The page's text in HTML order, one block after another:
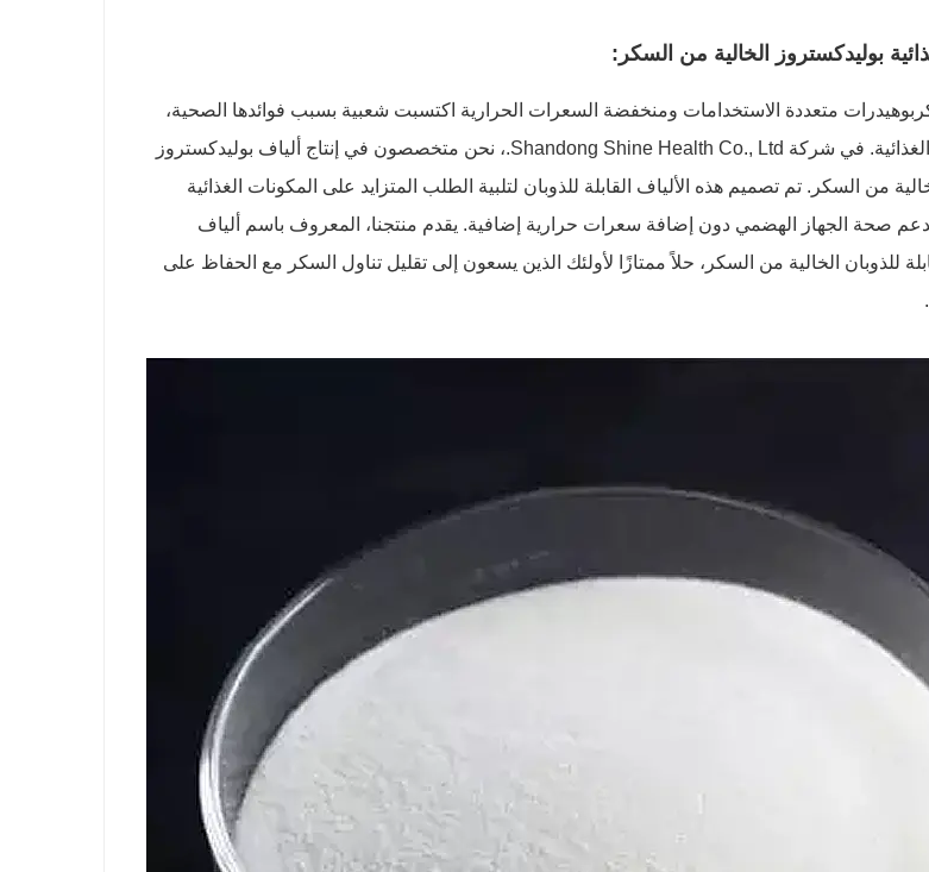
بوليدكستروز الخالية من السكر:
متعددة الاستخدامات ومنخفضة السعرات الحرارية اكتسبت شعبية بسبب فوائدها الصحية،
خاصة في مجال الألياف الغذائية. في شركة Shandong Shine Health Co., Ltd.، نحن متخصصون في إنتاج ألياف بوليدكستروز
من السكر. تم تصميم هذه الألياف القابلة للذوبان لتلبية الطلب المتزايد على المكونات الغذائية
تدعم صحة الجهاز الهضمي دون إضافة سعرات حرارية إضافية. يقدم منتجنا، المعروف باسم ألياف
للذوبان الخالية من السكر، حلاً ممتازًا لأولئك الذين يسعون إلى تقليل تناول السكر مع الحفاظ على